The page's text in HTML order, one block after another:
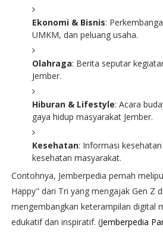
Ekonomi & Bisnis:
UMKM, dan peluang usaha.
Olahraga: Berita seputar
Jember.
Hiburan & Lifestyle: Acara
gaya hidup masyarakat Jember.
Kesehatan: Informasi
kesehatan masyarakat.
Contohnya, Jemberpedia pernah
Happy" dari Tri yang mengajak Gen Z
mengembangkan keterampilan digital
edukatif dan inspiratif. (Jemberpedia